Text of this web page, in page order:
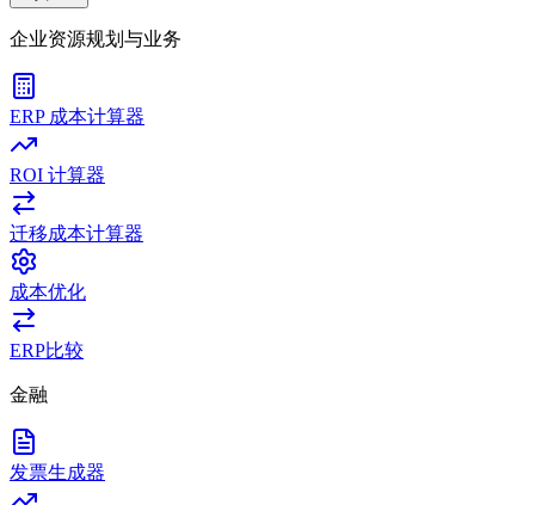
企业资源规划与业务
ERP 成本计算器
ROI 计算器
迁移成本计算器
成本优化
ERP比较
金融
发票生成器